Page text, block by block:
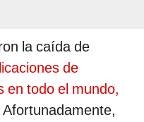
la caída de
de
en todo el mundo,
Afortunadamente,